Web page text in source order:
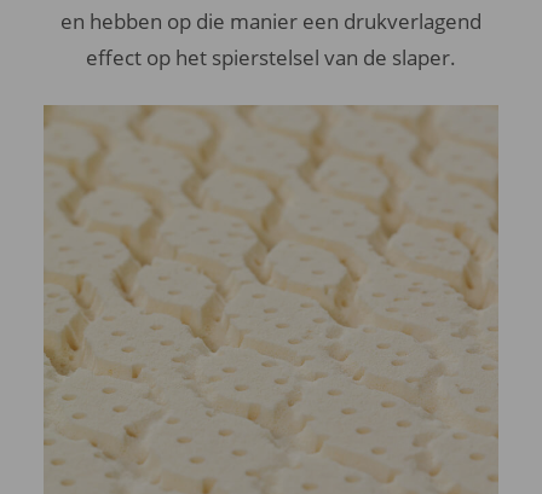
en hebben op die manier een drukverlagend
effect op het spierstelsel van de slaper.